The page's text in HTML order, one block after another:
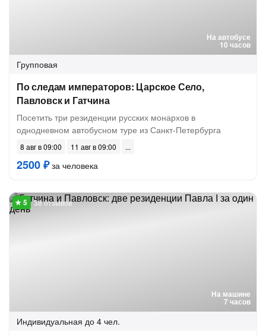
На автобусе
10 часов
Групповая
По следам императоров: Царское Село,
Павловск и Гатчина
Посетить три резиденции русских монархов в
однодневном автобусном туре из Санкт-Петербурга
8 авг в 09:00 11 авг в 09:00
2500 ₽за человека
На машине
7 часов
38 отзывов
Индивидуальная до 4 чел.